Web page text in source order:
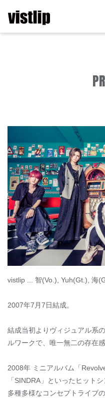
vistlip ... 智(Vo.), Yuh(Gt.), 海
2007年7月7日結成。
結成当初よりヴィジュアル系
ルワークで、唯一無二の存在感
2008年 ミニアルバム「
「SINDRA」といったヒット
多種多様なコンセプトライブ